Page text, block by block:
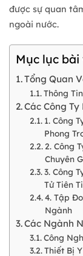
được sự quan
ngoài nước.
Mục lục bài
Tổng Quan
Thông
Các Công
1. Công
Phong
2. Công
Chuyên
3. Công
Tử Tiên
4. Tập
Ngành
Các Ngành
Công
Thiết Bị